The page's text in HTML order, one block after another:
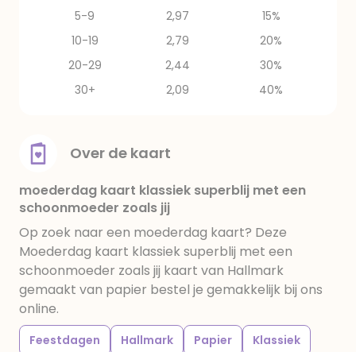
5-9
2,97
15%
10-19
2,79
20%
20-29
2,44
30%
30+
2,09 40%
Over de kaart
moederdag kaart klassiek superblij met een
schoonmoeder zoals jij
Op zoek naar een moederdag kaart? Deze
Moederdag kaart klassiek superblij met een
schoonmoeder zoals jij kaart van Hallmark
gemaakt van papier bestel je gemakkelijk bij ons
online.
Feestdagen Hallmark Papier
Klassiek